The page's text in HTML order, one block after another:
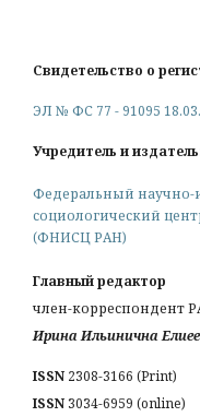
Свидетельство о
ЭЛ № ФС 77 - 91095
Учредитель и
Федеральный научно-
социологический
(ФНИСЦ РАН)
Главный редактор
член-корреспондент
Ирина Ильинична
ISSN 2308-3166 (Print)
ISSN3034-6959 (online)